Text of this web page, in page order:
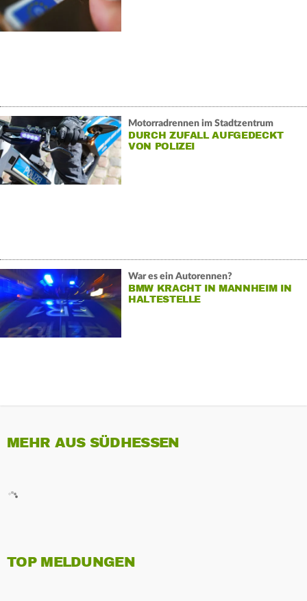
Motorradrennen im Stadtzentrum
DURCH ZUFALL AUFGEDECKT
VON POLIZEI
War es ein Autorennen?
BMW KRACHT IN MANNHEIM IN
HALTESTELLE
MEHR AUS SÜDHESSEN
TOP MELDUNGEN